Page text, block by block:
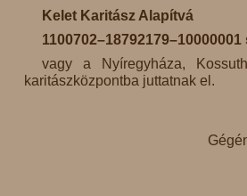
Kelet Karitász Alapítvá
1100702–18792179–10000001
vagy a Nyíregyháza,
karitászközpontba juttatnak el.